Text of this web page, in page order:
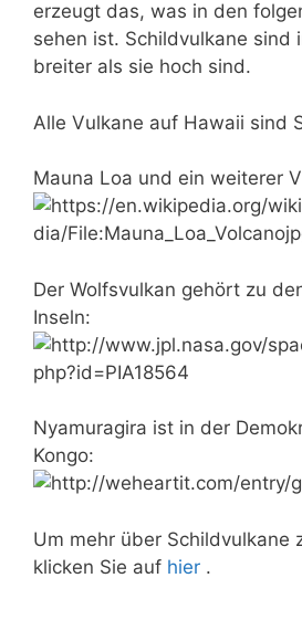
erzeugt das, was in den
sehen ist. Schildvulkane sind
breiter als sie hoch sind.
Alle Vulkane auf Hawaii sind
Mauna Loa und ein weiterer
Der Wolfsvulkan gehört zu
Inseln:
Nyamuragira ist in der
Kongo:
Um mehr über Schildvulkane
klicken Sie auf hier .